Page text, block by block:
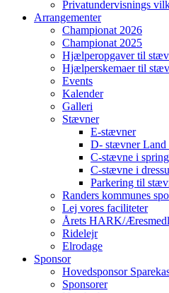
Privatundervisnings
Arrangementer
Championat 2026
Championat 2025
Hjælperopgaver til
Hjælperskemaer til
Events
Kalender
Galleri
Stævner
E-stævner
D- stævner Land
C-stævne i spring
C-stævne i
Parkering til
Randers kommunes
Lej vores faciliteter
Årets HARK/
Ridelejr
Elrodage
Sponsor
Hovedsponsor
Sponsorer